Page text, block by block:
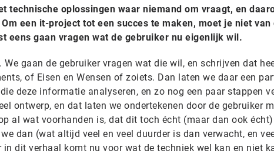
technische oplossingen waar niemand om vraagt, en
een it-project tot een succes te maken, moet je niet van
eens gaan vragen wat de gebruiker nu eigenlijk wil.
We gaan de gebruiker vragen wat die wil, en schrijven dat
of Eisen en Wensen of zoiets. Dan laten we daar een
deze informatie analyseren, en zo nog een paar stappen
ontwerp, en dat laten we ondertekenen door de gebruiker
al wat voorhanden is, dat dit toch écht (maar dan ook
dan (wat altijd veel en veel duurder is dan verwacht, en
dit verhaal komt nu voor wat de techniek wel kan en niet